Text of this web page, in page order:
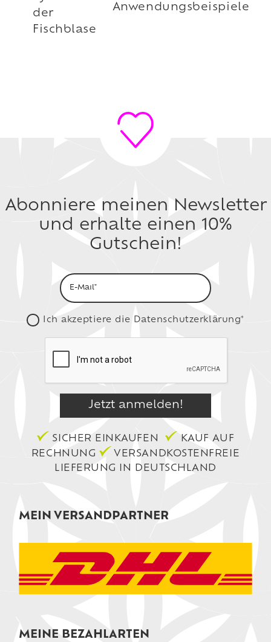
der
Fischblase
Anwendungsbeispiele
Abonniere meinen Newsletter
und erhalte einen 10%
Gutschein!
Ich akzeptiere die Datenschutzerklärung*
SICHER EINKAUFEN
KAUF AUF
RECHNUNG
VERSANDKOSTENFREIE
LIEFERUNG IN DEUTSCHLAND
MEIN VERSANDPARTNER
MEINE BEZAHLARTEN